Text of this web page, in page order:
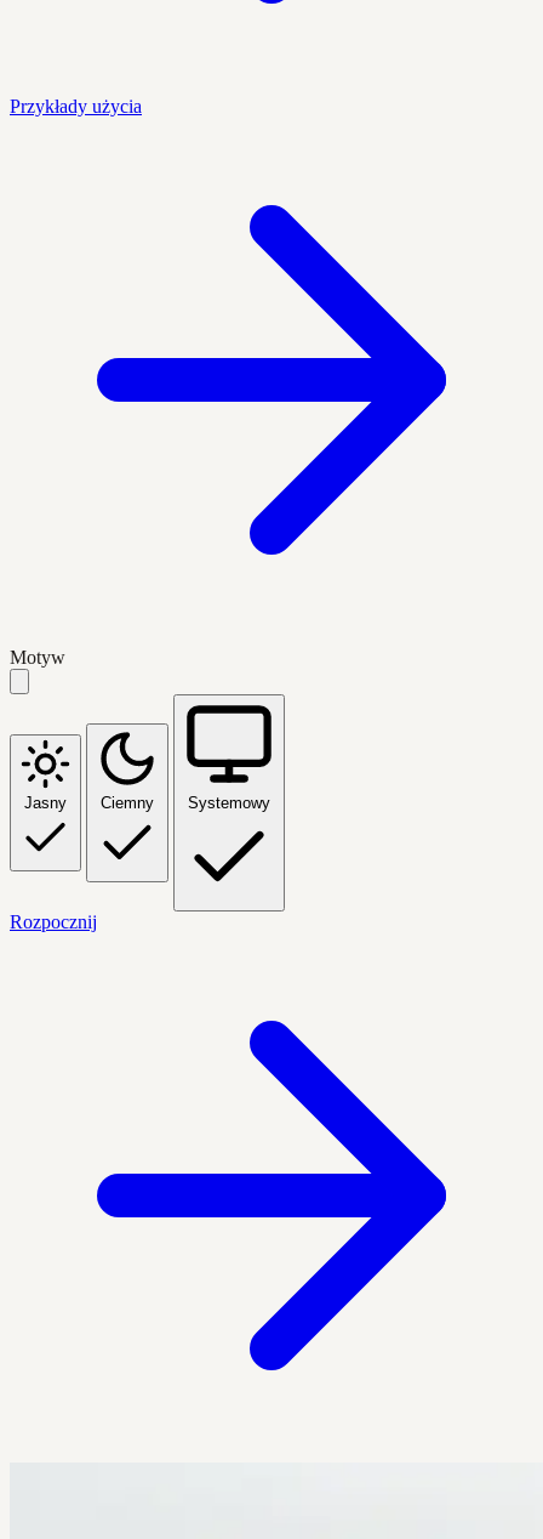
Przykłady użycia
Motyw
Jasny Ciemny Systemowy
Rozpocznij